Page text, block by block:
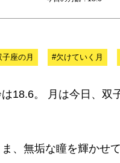
子座の月 #欠けていく月
18.6。 月は今日、双
、無垢な瞳を輝かせ